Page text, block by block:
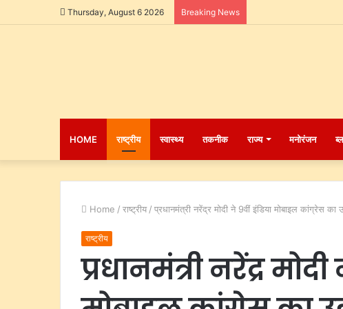
Thursday, August 6 2026 Breaking News
HOME राष्ट्रीय स्वास्थ्य तकनीक राज्य मनोरंजन
Home / राष्ट्रीय / प्रधानमंत्री नरेंद्र मोदी ने 9वीं इंडिया मोबाइल कांग्रेस का
राष्ट्रीय
प्रधानमंत्री नरेंद्र